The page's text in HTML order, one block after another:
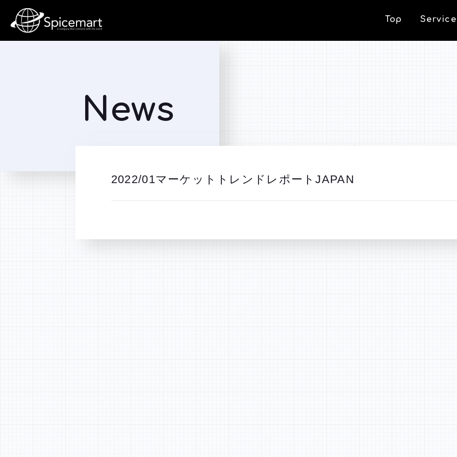
Top Service
News
2022/01マーケットトレンドレポートJAPAN